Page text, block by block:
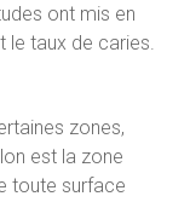
ont mis en
le taux de caries.
zones,
est la zone
toute surface